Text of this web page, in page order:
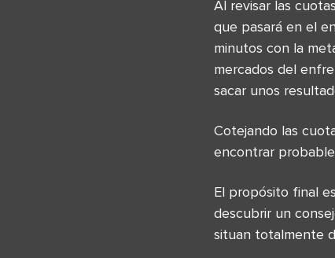
Al revisar las
que pasará en el
minutos con la
mercados del
sacar unos
Cotejando las
encontrar
El propósito final
descubrir un
situan totalmente